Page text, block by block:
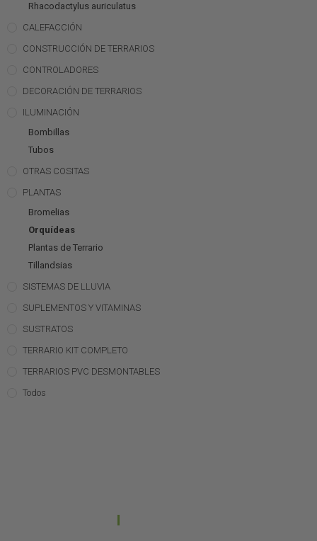
Rhacodactylus auriculatus
CALEFACCIÓN
CONSTRUCCIÓN DE TERRARIOS
CONTROLADORES
DECORACIÓN DE TERRARIOS
ILUMINACIÓN
Bombillas
Tubos
OTRAS COSITAS
PLANTAS
Bromelias
Orquídeas
Plantas de Terrario
Tillandsias
SISTEMAS DE LLUVIA
SUPLEMENTOS Y VITAMINAS
SUSTRATOS
TERRARIO KIT COMPLETO
TERRARIOS PVC DESMONTABLES
Todos